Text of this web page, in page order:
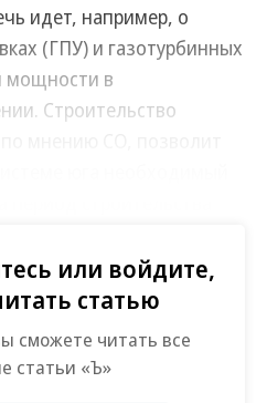
идет, например, о
(ГПУ) и газотурбинных
мощности в
Строительство
полагают, что с
роста дефицита
развернуть
или войдите,
статью
сможете читать все
статьи «Ъ»